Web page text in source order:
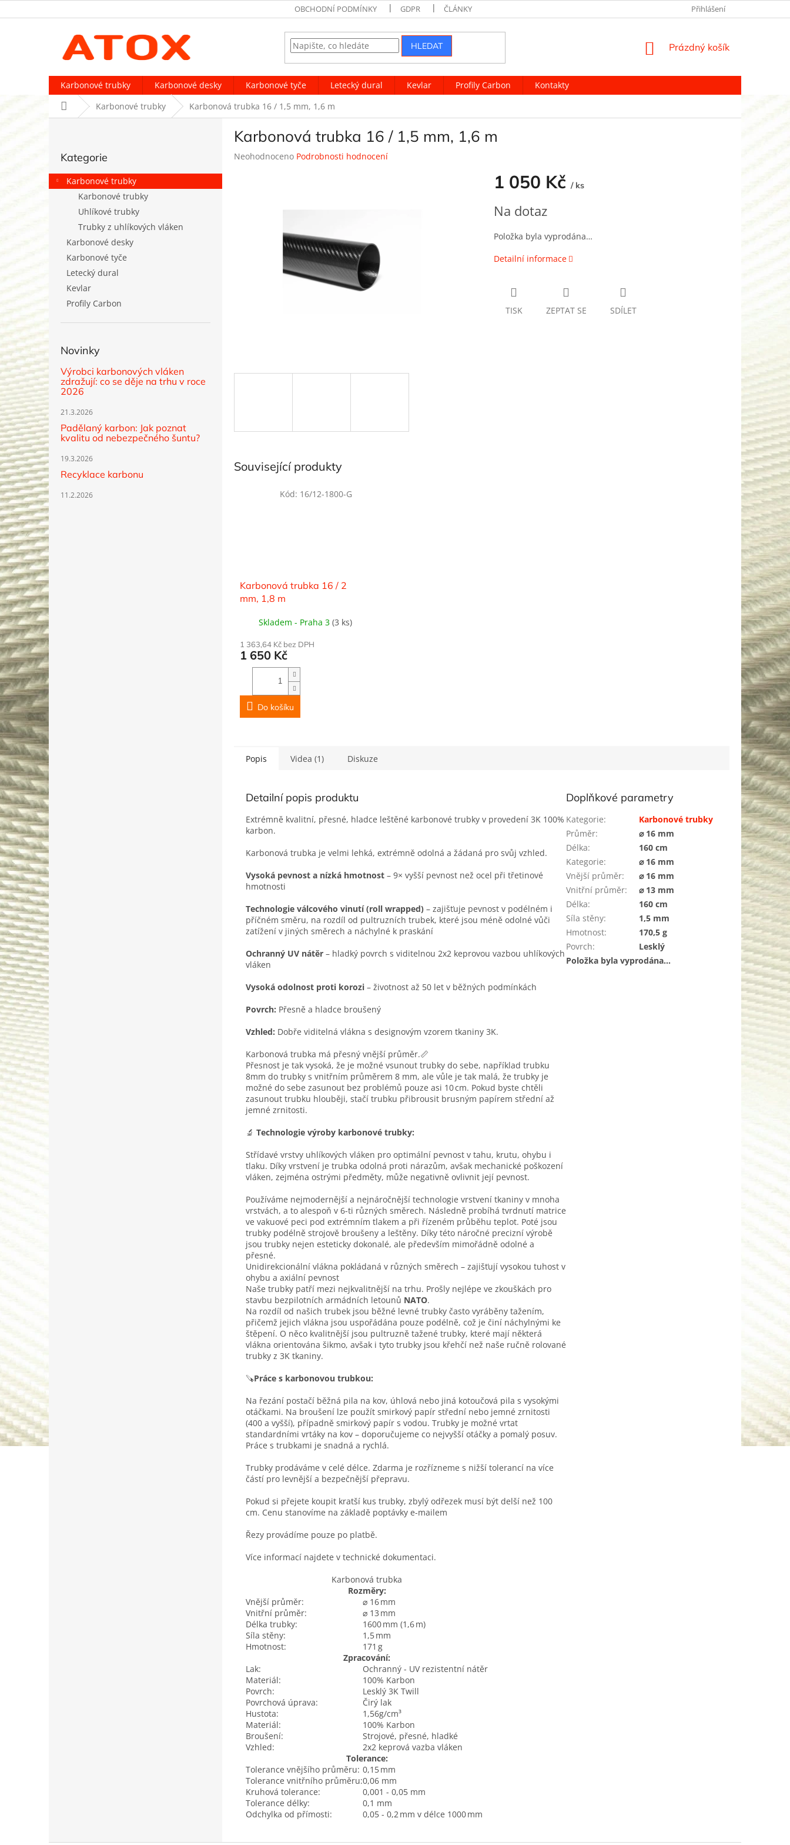
na
OBCHODNÍ PODMÍNKY GDPR ČLÁNKY Přihlášení
HLEDAT
NÁKUPNÍ
Prázdný košík
Karbonové trubky Karbonové desky Karbonové tyče Letecký dural Kevlar Profily Carbon
Kontakty
Domů Karbonové trubky Karbonová trubka 16 / 1,5 mm, 1,6 m
r
a
kategorie
Kategorie
Karbonové trubky
Karbonové trubky
Uhlíkové trubky
Trubky z uhlíkových vláken
Karbonové desky
Karbonové tyče
Letecký dural
Kevlar
Profily Carbon
Novinky
Výrobci karbonových vláken
zdražují: co se děje na trhu v roce
2026
21.3.2026
Padělaný karbon: Jak poznat
kvalitu od nebezpečného šuntu?
19.3.2026
Recyklace karbonu
11.2.2026
Karbonová trubka 16 / 1,5 mm, 1,6 m
Průměrné
Neohodnoceno Podrobnosti hodnocení
1 050 Kč / ks
cena:
Na dotaz
Položka byla vyprodána…
Detailní informace
TISK ZEPTAT SE SDÍLET
Související produkty
Karbonová trubka 16 / 2
mm, 1,8 m
Skladem - Praha 3 (3 ks)
1 363,64 Kč bez DPH
1 650 Kč
Do košíku
Kód: 16/12-1800-G
Popis Videa (1) Diskuze
Detailní popis produktu
Extrémně kvalitní, přesné, hladce leštěné karbonové trubky v provedení 3K 100%
karbon.
Karbonová trubka je velmi lehká, extrémně odolná a žádaná pro svůj vzhled.
Vysoká pevnost a nízká hmotnost – 9× vyšší pevnost než ocel při třetinové
hmotnosti
Technologie válcového vinutí (roll wrapped) – zajišťuje pevnost v podélném i
příčném směru, na rozdíl od pultruzních trubek, které jsou méně odolné vůči
zatížení v jiných směrech a náchylné k praskání
Ochranný UV nátěr – hladký povrch s viditelnou 2x2 keprovou vazbou uhlíkových
vláken
Vysoká odolnost proti korozi – životnost až 50 let v běžných podmínkách
Povrch: Přesně a hladce broušený
Vzhled: Dobře viditelná vlákna s designovým vzorem tkaniny 3K.
Karbonová trubka má přesný vnější průměr.📏
Přesnost je tak vysoká, že je možné vsunout trubky do sebe, například trubku
8mm do trubky s vnitřním průměrem 8 mm, ale vůle je tak malá, že trubky je
možné do sebe zasunout bez problémů pouze asi 10 cm. Pokud byste chtěli
zasunout trubku hlouběji, stačí trubku přibrousit brusným papírem střední až
jemné zrnitosti.
🔬 Technologie výroby karbonové trubky:
Střídavé vrstvy uhlíkových vláken pro optimální pevnost v tahu, krutu, ohybu i
tlaku. Díky vrstvení je trubka odolná proti nárazům, avšak mechanické poškození
vláken, zejména ostrými předměty, může negativně ovlivnit její pevnost.
Používáme nejmodernější a nejnáročnější technologie vrstvení tkaniny v mnoha
vrstvách, a to alespoň v 6-ti různých směrech. Následně probíhá tvrdnutí matrice
ve vakuové peci pod extrémním tlakem a při řízeném průběhu teplot. Poté jsou
trubky podélně strojově broušeny a leštěny. Díky této náročné precizní výrobě
jsou trubky nejen esteticky dokonalé, ale především mimořádně odolné a
přesné.
Unidirekcionální vlákna pokládaná v různých směrech – zajišťují vysokou tuhost v
ohybu a axiální pevnost
Naše trubky patří mezi nejkvalitnější na trhu. Prošly nejlépe ve zkouškách pro
stavbu bezpilotních armádních letounů NATO.
Na rozdíl od našich trubek jsou běžné levné trubky často vyráběny tažením,
přičemž jejich vlákna jsou uspořádána pouze podélně, což je činí náchylnými ke
štěpení. O něco kvalitnější jsou pultruzně tažené trubky, které mají některá
vlákna orientována šikmo, avšak i tyto trubky jsou křehčí než naše ručně rolované
trubky z 3K tkaniny.
🪚Práce s karbonovou trubkou:
Na řezání postačí běžná pila na kov, úhlová nebo jiná kotoučová pila s vysokými
otáčkami. Na broušení lze použít smirkový papír střední nebo jemné zrnitosti
(400 a vyšší), případně smirkový papír s vodou. Trubky je možné vrtat
standardními vrtáky na kov – doporučujeme co nejvyšší otáčky a pomalý posuv.
Práce s trubkami je snadná a rychlá.
Trubky prodáváme v celé délce. Zdarma je rozřízneme s nižší tolerancí na více
částí pro levnější a bezpečnější přepravu.
Pokud si přejete koupit kratší kus trubky, zbylý odřezek musí být delší než 100
cm. Cenu stanovíme na základě poptávky e-mailem
Řezy provádíme pouze po platbě.
Více informací najdete v technické dokumentaci.
Karbonová trubka
Rozměry:
Vnější průměr:
⌀ 16 mm
Vnitřní průměr:
⌀ 13 mm
Délka trubky:
1600 mm (1,6 m)
Síla stěny:
1,5 mm
Hmotnost:
171 g
Zpracování:
Lak:
Ochranný - UV rezistentní nátěr
Materiál:
100% Karbon
Povrch:
Lesklý 3K Twill
Povrchová úprava:
Čirý lak
Hustota:
1,56g/cm³
Materiál:
100% Karbon
Broušení:
Strojové, přesné, hladké
Vzhled:
2x2 keprová vazba vláken
Tolerance:
Tolerance vnějšího průměru: 0,15 mm
Tolerance vnitřního průměru:0,06 mm
Kruhová tolerance:
0,001 - 0,05 mm
Tolerance délky:
0,1 mm
Odchylka od přímosti:
0,05 - 0,2 mm v délce 1000 mm
Doplňkové parametry
Kategorie:
Karbonové trubky
Průměr:
⌀ 16 mm
Délka:
160 cm
Kategorie:
⌀ 16 mm
Vnější průměr:
⌀ 16 mm
Vnitřní průměr:
⌀ 13 mm
Délka:
160 cm
Síla stěny:
1,5 mm
Hmotnost:
170,5 g
Povrch:
Lesklý
Položka byla vyprodána…